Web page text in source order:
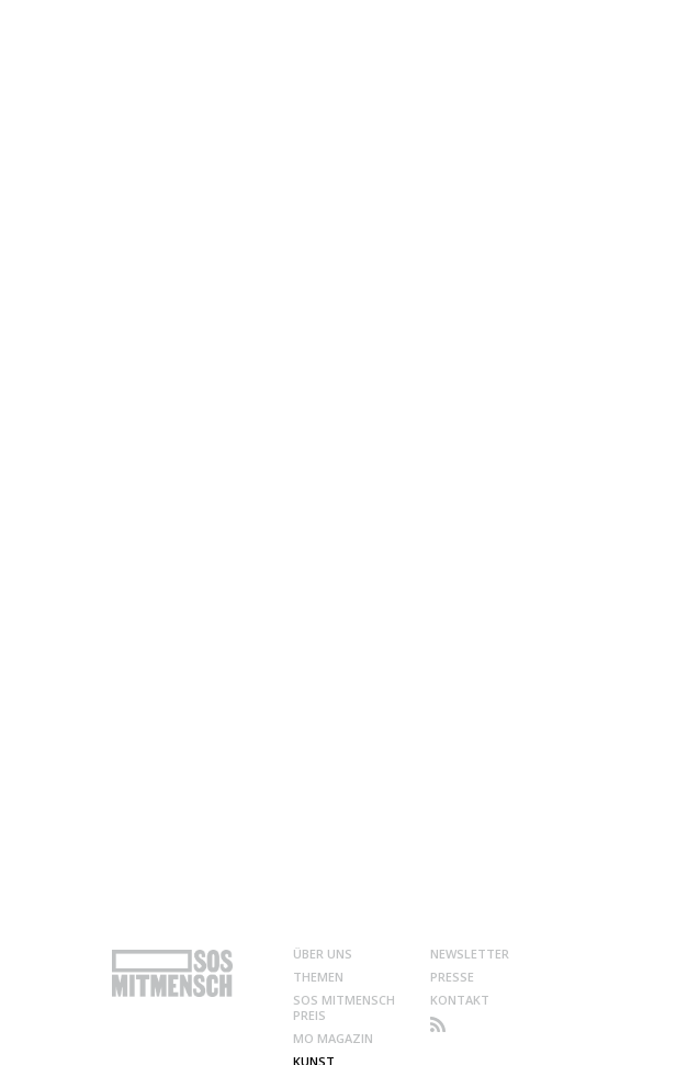
ÜBER UNS
THEMEN
SOS MITMENSCH
PREIS
MO MAGAZIN
KUNST
NEWSLETTER
PRESSE
KONTAKT